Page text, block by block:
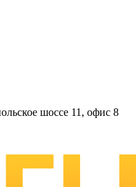
шоссе 11, офис 8